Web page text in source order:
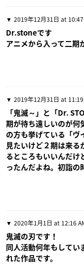
2019年12月31日 at
Dr.stoneです
アニメから入って二期
2019年12月31日 at
「鬼滅～」と「Dr.
期が待ち遠しいのが何
の方も挙げている「ヴ
見たいけど２期は来る
るところもいいんだけ
ったんだよね。初詣の
2020年1月1日 at 12:16
鬼滅の刃です！
同人活動何年もしてい
れた作品です。